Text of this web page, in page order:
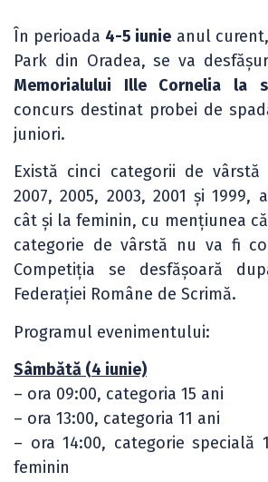
În perioada 4-5 iunie anul
Park din Oradea, se va
Memorialului Ille Cornelia la
concurs destinat probei de
juniori.
Există cinci categorii de
2007, 2005, 2003, 2001 și 1999,
cât și la feminin, cu mențiunea
categorie de vârstă nu va fi
Competiția se desfășoară
Federației Române de Scrimă.
Programul evenimentului:
Sâmbătă (4 iunie)
– ora 09:00, categoria 15 ani
– ora 13:00, categoria 11 ani
– ora 14:00, categorie specială
feminin